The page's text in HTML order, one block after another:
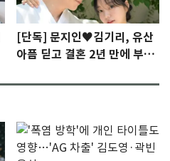
[단독] 문지인♥김기리, 유산
아픔 딛고 결혼 2년 만에 부모